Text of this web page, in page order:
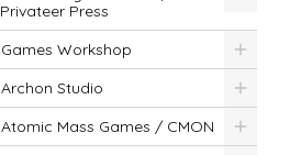
Privateer Press
Games Workshop
Archon Studio
Atomic Mass Games / CMON